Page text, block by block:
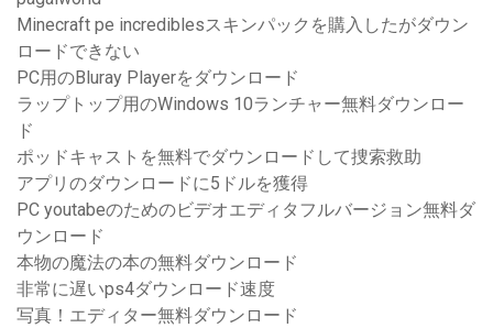
Minecraft pe incrediblesスキンパックを購入したがダウン
ロードできない
PC用のBluray Playerをダウンロード
ラップトップ用のWindows 10ランチャー無料ダウンロー
ド
ポッドキャストを無料でダウンロードして捜索救助
アプリのダウンロードに5ドルを獲得
PC youtabeのためのビデオエディタフルバージョン無料ダ
ウンロード
本物の魔法の本の無料ダウンロード
非常に遅いps4ダウンロード速度
写真！エディター無料ダウンロード